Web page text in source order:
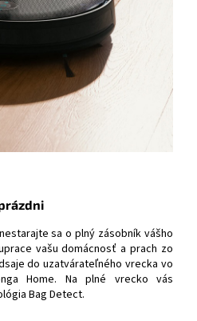
sa o plný zásobník vášho
vašu domácnosť a prach zo
do uzatvárateľného vrecka vo
Home. Na plné vrecko vás
Bag Detect.